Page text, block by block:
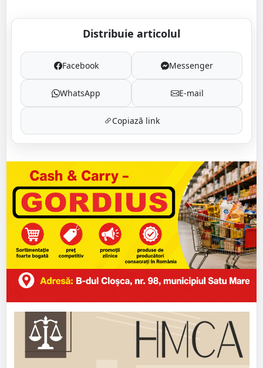
Distribuie articolul
Facebook Messenger
WhatsApp E-mail
Copiază link